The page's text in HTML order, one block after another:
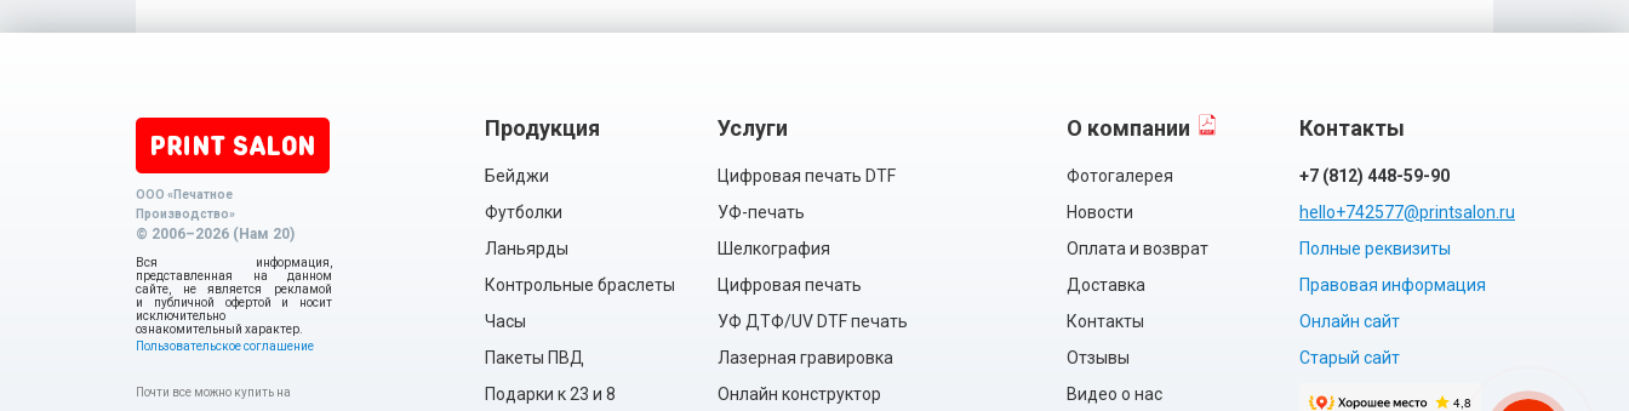
ООО «Печатное
Производство»
© 2006–2026 (Нам 20)
Вся информация,
представленная на данном
сайте, не является рекламой
и публичной офертой и носит
исключительно
ознакомительный характер.
Пользовательское соглашение
Почти все можно купить на
Продукция
Бейджи
Футболки
Ланьярды
Контрольные браслеты
Часы
Пакеты ПВД
Подарки к 23 и 8
Услуги
Цифровая печать DTF
УФ-печать
Шелкография
Цифровая печать
УФ ДТФ/UV DTF печать
Лазерная гравировка
Онлайн конструктор
О компании
Фотогалерея
Новости
Оплата и возврат
Доставка
Контакты
Отзывы
Видео о нас
Контакты
+7 (812) 448-59-90
hello+742577@printsalon.ru
Полные реквизиты
Правовая информация
Онлайн сайт
Старый сайт